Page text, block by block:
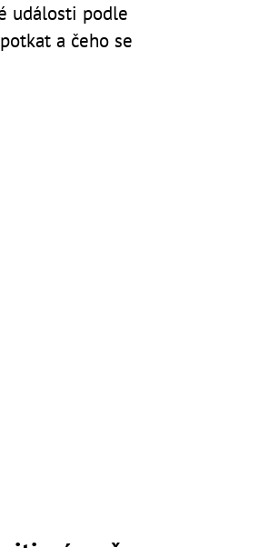
události podle
a čeho se